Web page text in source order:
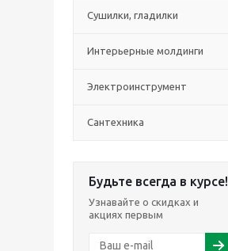
Сушилки, гладилки
Интерьерные молдинги
Электроинструмент
Сантехника
Будьте всегда в курсе!
Узнавайте о скидках и
акциях первым